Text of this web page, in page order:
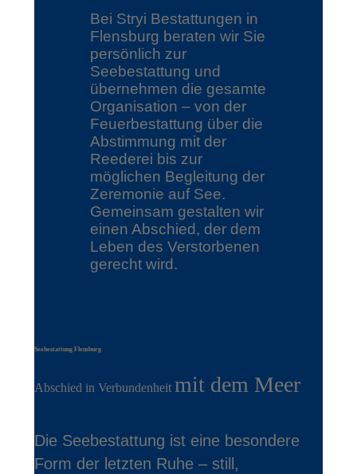
Seebestattung Flensburg
Abschied in Verbundenheit mit dem Meer
Die Seebestattung ist eine besondere
Form der letzten Ruhe – still,
Bei Stryi Bestattungen in
Flensburg beraten wir Sie
persönlich zur
Seebestattung und
übernehmen die gesamte
Organisation – von der
Feuerbestattung über die
Abstimmung mit der
Reederei bis zur
möglichen Begleitung der
Zeremonie auf See.
Gemeinsam gestalten wir
einen Abschied, der dem
Leben des Verstorbenen
gerecht wird.